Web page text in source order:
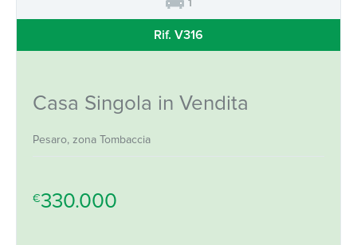
1
Rif. V316
Casa Singola in Vendita
Pesaro, zona Tombaccia
€330.000